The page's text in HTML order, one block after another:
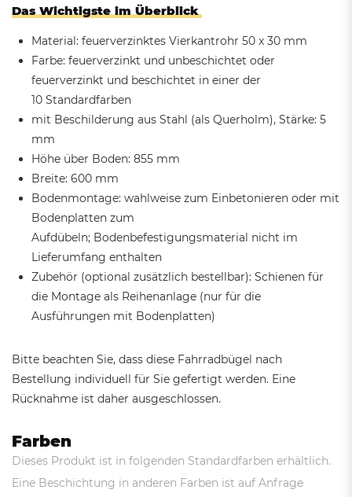
Das Wichtigste im Überblick
Material: feuerverzinktes Vierkantrohr 50 x 30 mm
Farbe: feuerverzinkt und unbeschichtet oder
feuerverzinkt und beschichtet in einer der
10 Standardfarben
mit Beschilderung aus Stahl (als Querholm), Stärke: 5
mm
Höhe über Boden: 855 mm
Breite: 600 mm
Bodenmontage: wahlweise zum Einbetonieren oder mit
Bodenplatten zum
Aufdübeln; Bodenbefestigungsmaterial nicht im
Lieferumfang enthalten
Zubehör (optional zusätzlich bestellbar): Schienen für
die Montage als Reihenanlage (nur für die
Ausführungen mit Bodenplatten)
Bitte beachten Sie, dass diese Fahrradbügel nach
Bestellung individuell für Sie gefertigt werden. Eine
Rücknahme ist daher ausgeschlossen.
Farben
Dieses Produkt ist in folgenden Standardfarben erhältlich.
Eine Beschichtung in anderen Farben ist auf Anfrage